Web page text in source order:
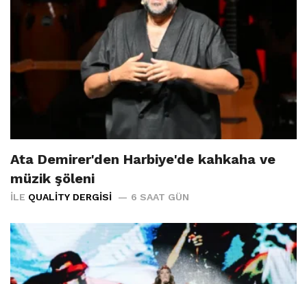
Ata Demirer'den Harbiye'de kahkaha ve
müzik şöleni
İLE QUALITY DERGISI 6 SAAT GÜN